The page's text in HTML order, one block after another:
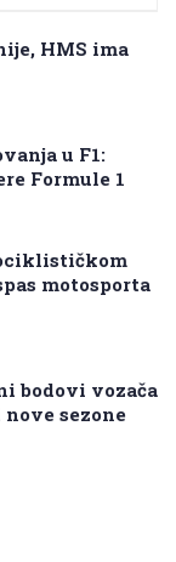
HMS ima
u F1:
Formule 1
motosporta
bodovi vozača
sezone